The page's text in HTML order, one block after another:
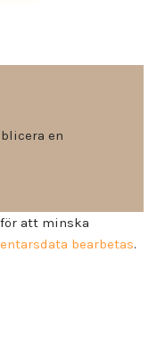
en
att minska
bearbetas.